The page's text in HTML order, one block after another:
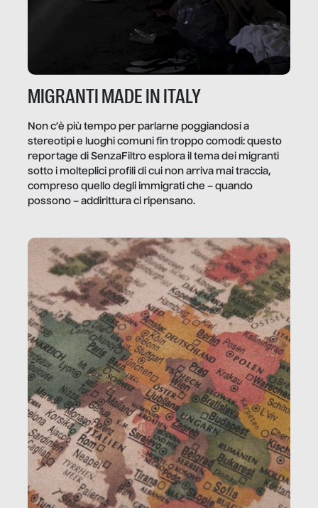
MIGRANTI MADE IN ITALY
Non c’è più tempo per parlarne poggiandosi a
stereotipi e luoghi comuni fin troppo comodi: questo
reportage di SenzaFiltro esplora il tema dei migranti
sotto i molteplici profili di cui non arriva mai traccia,
compreso quello degli immigrati che – quando
possono – addirittura ci ripensano.